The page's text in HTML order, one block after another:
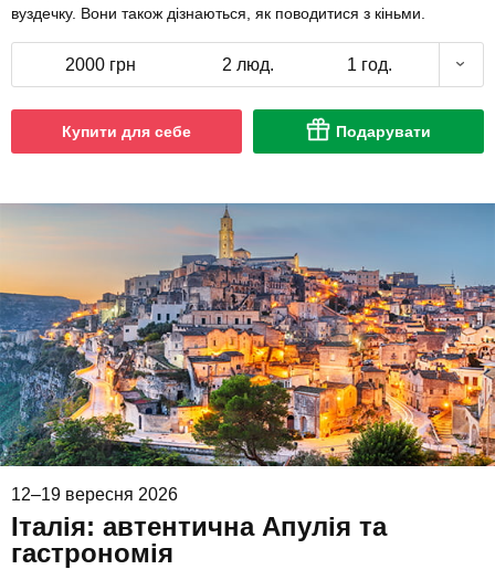
вуздечку. Вони також дізнаються, як поводитися з кіньми.
2000 грн 2 люд. 1 год.
Купити для себе Подарувати
12–19 вересня 2026
Італія: автентична Апулія та
гастрономія